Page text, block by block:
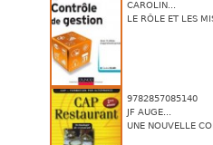
CAROLIN...
LE RÔLE ET LES
9782857085140
JF AUGE...
UNE NOUVELLE